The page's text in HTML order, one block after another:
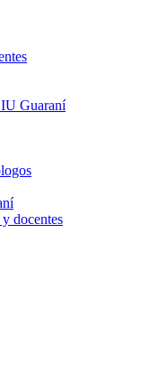
Guaraní
docentes